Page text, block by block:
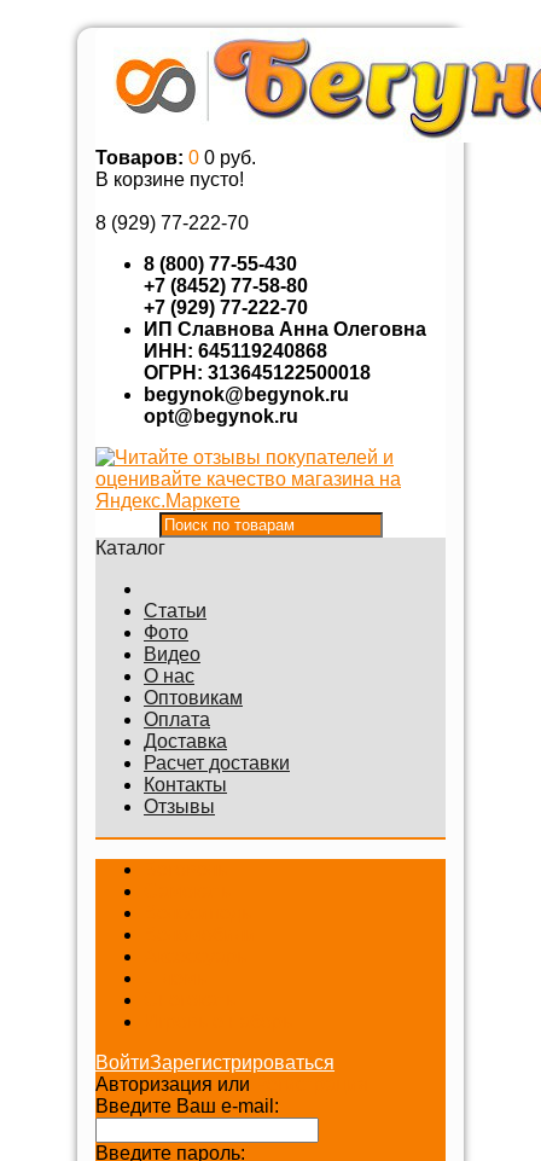
Товаров: 0 0 руб.
В корзине пусто!
8 (929) 77-222-70
8 (800) 77-55-430
+7 (8452) 77-58-80
+7 (929) 77-222-70
ИП Славнова Анна Олеговна
ИНН: 645119240868
ОГРН: 313645122500018
begynok@begynok.ru
opt@begynok.ru
Каталог
Статьи
Фото
Видео
О нас
Оптовикам
Оплата
Доставка
Расчет доставки
Контакты
Отзывы
ВойтиЗарегистрироваться
Авторизация или
Введите Ваш e-mail:
Введите пароль: